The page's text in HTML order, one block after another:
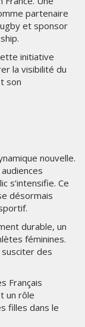
partenaire
et sponsor
initiative
la visibilité du
son
nouvelle.
s’intensifie. Ce
désormais
durable, un
féminines.
des
Français
un rôle
filles dans le